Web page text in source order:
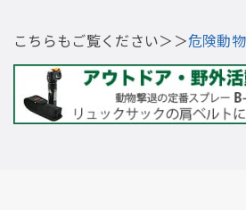
こちらもご覧ください＞＞危険動